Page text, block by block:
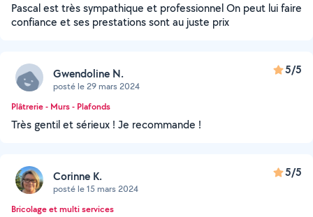
Pascal est très sympathique et professionnel On peut lui faire
confiance et ses prestations sont au juste prix
Gwendoline N.
posté le 29 mars 2024
5/5
Plâtrerie - Murs - Plafonds
Très gentil et sérieux ! Je recommande !
Corinne K.
posté le 15 mars 2024
5/5
Bricolage et multi services